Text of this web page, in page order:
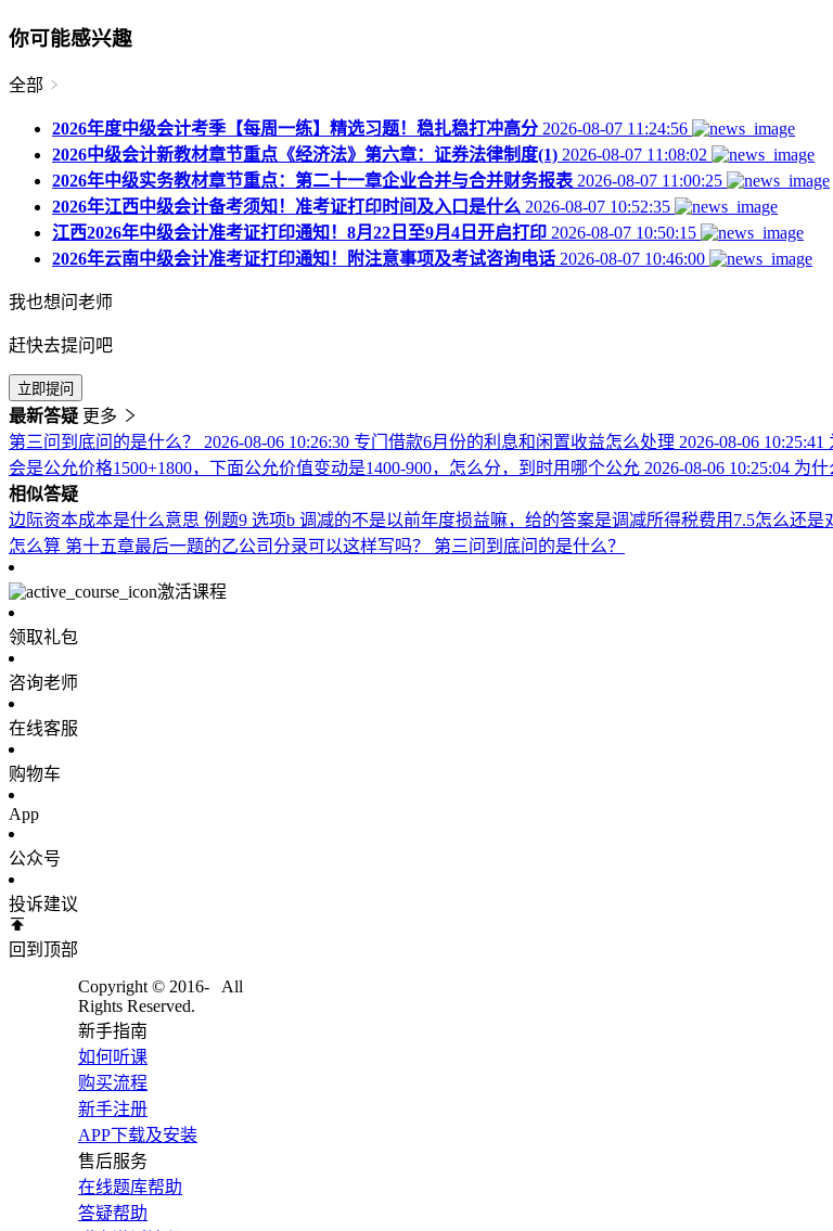
你可能感兴趣
全部
2026年度中级会计考季【每周一练】精选习题！稳扎稳打冲高分 2026-08-07 11:24:56
2026中级会计新教材章节重点《经济法》第六章：证券法律制度(1) 2026-08-07 11:08:02
2026年中级实务教材章节重点：第二十一章企业合并与合并财务报表2026-08-07 11:00:25
2026年江西中级会计备考须知！准考证打印时间及入口是什么 2026-08-07 10:52:35
江西2026年中级会计准考证打印通知！8月22日至9月4日开启打印 2026-08-07 10:50:15
2026年云南中级会计准考证打印通知！附注意事项及考试咨询电话 2026-08-07 10:46:00
我也想问老师
赶快去提问吧
立即提问
最新答疑 更多
第三问到底问的是什么？ 2026-08-06 10:26:30 专门借款6月份的利息和闲置收益怎么处理 2026-08-06 10:25:41
会是公允价格1500+1800，下面公允价值变动是1400-900，怎么分，到时用哪个公允 2026-08-06 10:25:04 为什
相似答疑
边际资本成本是什么意思 例题9 选项b 调减的不是以前年度损益嘛，给的答案是调减所得税费用7.5怎么还是
怎么算 第十五章最后一题的乙公司分录可以这样写吗？ 第三问到底问的是什么？
激活课程
领取礼包
咨询老师
在线客服
购物车
App
公众号
投诉建议
回到顶部
Copyright © 2016-
All
Rights Reserved.
新手指南
如何听课
购买流程
新手注册
APP下载及安装
售后服务
在线题库帮助
答疑帮助